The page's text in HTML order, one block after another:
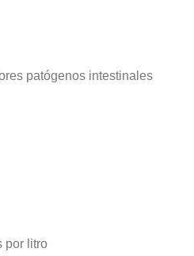
patógenos intestinales
por litro